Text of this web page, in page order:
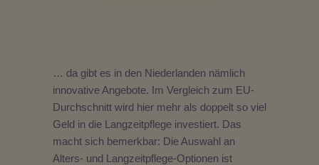
… da gibt es in den Niederlanden nämlich
innovative Angebote. Im Vergleich zum EU-
Durchschnitt wird hier mehr als doppelt so viel
Geld in die Langzeitpflege investiert. Das
macht sich bemerkbar: Die Auswahl an
Alters- und Langzeitpflege-Optionen ist